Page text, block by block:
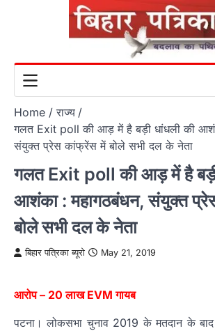
Home
राज्य
गलत Exit poll की आड़ में है बड़ी धांधली की
संयुक्त प्रेस कांफ्रेंस में बोले सभी दल के नेता
गलत Exit poll की आड़ में है
आशंका : महागठबंधन, संयुक्त
बोले सभी दल के नेता
बिहार पत्रिका ब्यूरो May 21, 2019
आरोप – 20 लाख EVM गायब
पटना। लोकसभा चुनाव 2019 के मतदान के